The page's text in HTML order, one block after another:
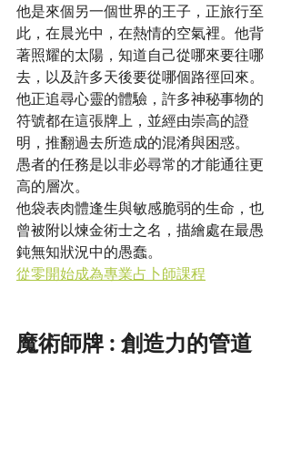
他是來個另一個世界的王子，正旅行至
此，在晨光中，在熱情的空氣裡。他背
著照耀的太陽，知道自己從哪來要往哪
去，以及許多天後要從哪個路徑回來。
他正追尋心靈的體驗，許多神秘事物的
符號都在這張牌上，並經由崇高的證
明，推翻過去所造成的混淆與困惑。
愚者的任務是以非必尋常的才能通往更
高的層次。
他袋表肉體逢生與敏感脆弱的生命，也
曾被附以煉金術士之名，描繪處在最愚
鈍無知狀況中的愚蠢。
從零開始成為專業占卜師課程
魔術師牌 : 創造力的管道